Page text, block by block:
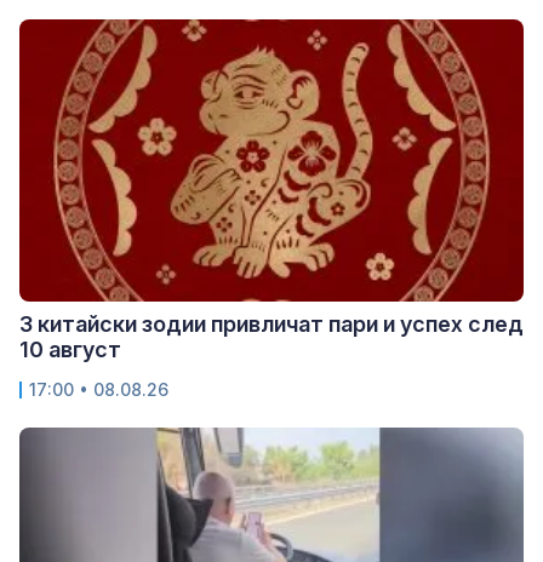
3 китайски зодии привличат пари и успех след
10 август
17:00 • 08.08.26